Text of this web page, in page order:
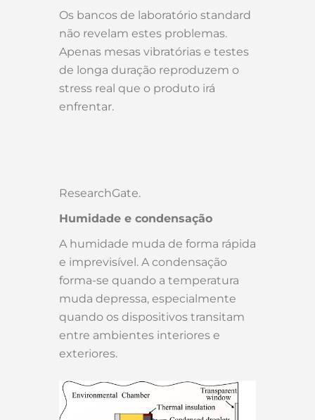
Os bancos de laboratório standard
não revelam estes problemas.
Apenas mesas vibratórias e testes
de longa duração reproduzem o
stress real que o produto irá
enfrentar.
ResearchGate.
Humidade e condensação
A humidade muda de forma rápida
e imprevisível. A condensação
forma-se quando a temperatura
muda depressa, especialmente
quando os dispositivos transitam
entre ambientes interiores e
exteriores.